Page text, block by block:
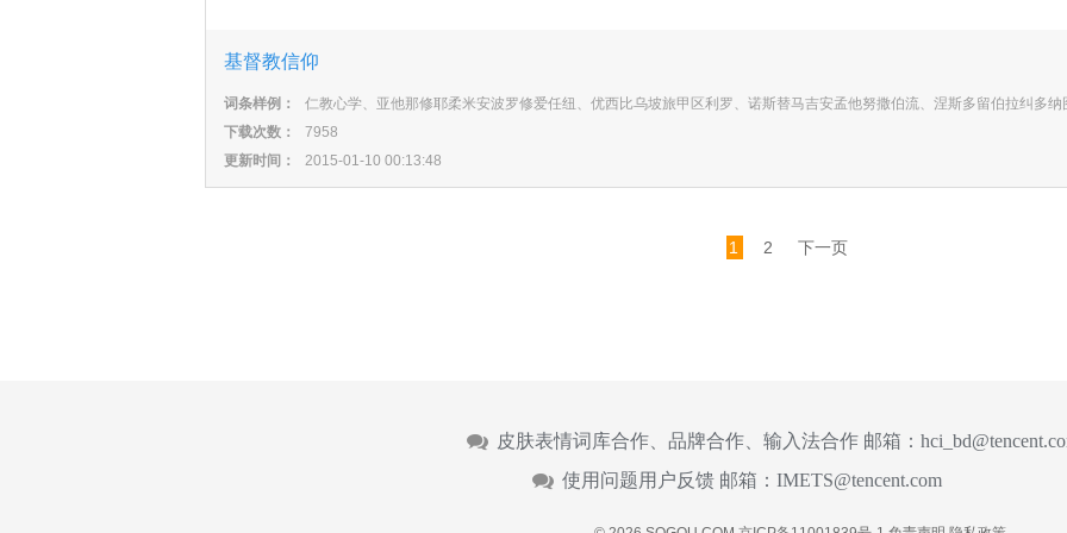
基督教信仰
词条样例：
仁教心学、亚他那修耶柔米安波罗修爱任纽、优西比乌坡旅甲区利罗、诺斯替马吉安孟他努撒伯流、涅斯多留伯拉纠多纳
下载次数：
7958
更新时间：
2015-01-10 00:13:48
1 2 下一页
皮肤表情词库合作、品牌合作、输入法合作 邮箱：
使用问题用户反馈 邮箱： IMETS@tencent.com